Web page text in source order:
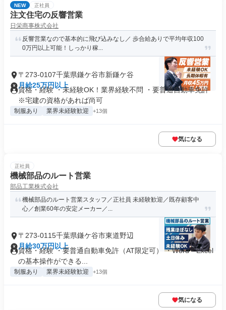
NEW 正社員
注文住宅の反響営業
日栄商事株式会社
反響営業なので基本的に飛び込みなし／ 歩合給ありで平均年収100
0万円以上可能！しっかり稼...
〒273-0107千葉県鎌ケ谷市新鎌ケ谷
月給25万円以上
資格・経験 ・未経験OK！業界経験不問 ・要普通自動車免許
※宅建の資格があれば尚可
制服あり 業界未経験歓迎 +13個
気になる
正社員
機械部品のルート営業
部品工業株式会社
機械部品のルート営業スタッフ／正社員 未経験歓迎／既存顧客中
心／創業60年の安定メーカー／...
〒273-0115千葉県鎌ケ谷市東道野辺
月給30万円以上
資格・経験 ・要普通自動車免許（AT限定可） ・Word・Excel
の基本操作ができる...
制服あり 業界未経験歓迎 +13個
気になる